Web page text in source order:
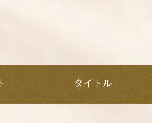
タイトル